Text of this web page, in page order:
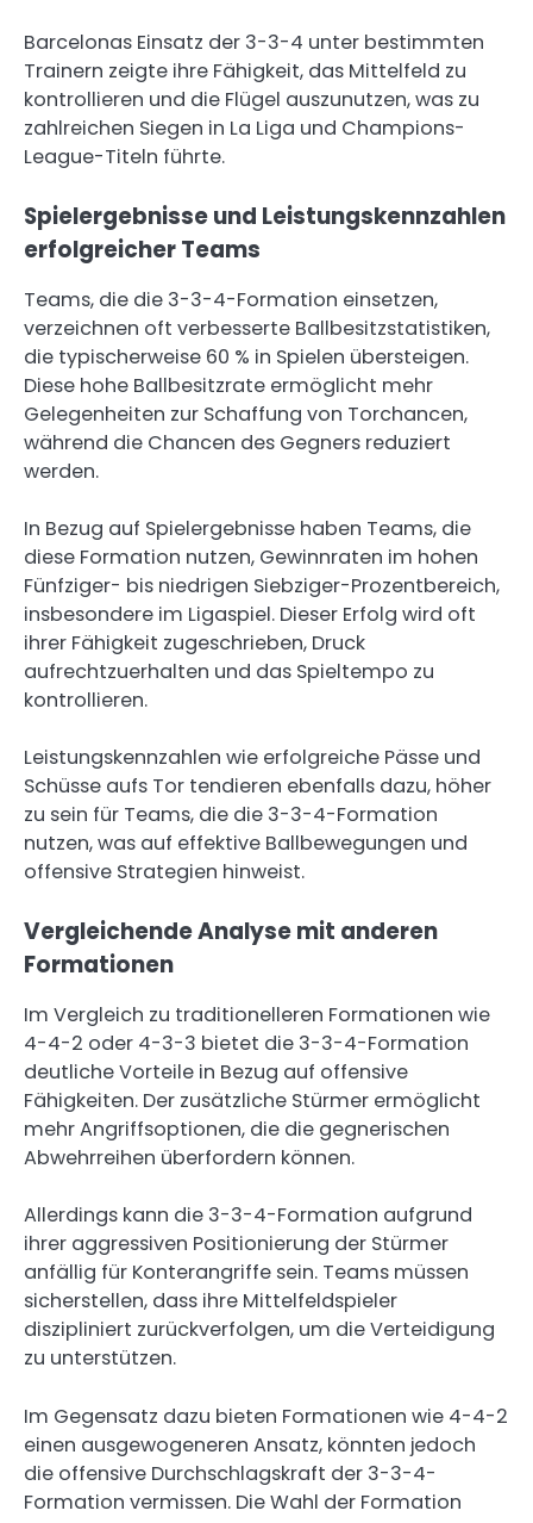
Barcelonas Einsatz der 3-3-4 unter bestimmten
Trainern zeigte ihre Fähigkeit, das Mittelfeld zu
kontrollieren und die Flügel auszunutzen, was zu
zahlreichen Siegen in La Liga und Champions-
League-Titeln führte.
Spielergebnisse und Leistungskennzahlen
erfolgreicher Teams
Teams, die die 3-3-4-Formation einsetzen,
verzeichnen oft verbesserte Ballbesitzstatistiken,
die typischerweise 60 % in Spielen übersteigen.
Diese hohe Ballbesitzrate ermöglicht mehr
Gelegenheiten zur Schaffung von Torchancen,
während die Chancen des Gegners reduziert
werden.
In Bezug auf Spielergebnisse haben Teams, die
diese Formation nutzen, Gewinnraten im hohen
Fünfziger- bis niedrigen Siebziger-Prozentbereich,
insbesondere im Ligaspiel. Dieser Erfolg wird oft
ihrer Fähigkeit zugeschrieben, Druck
aufrechtzuerhalten und das Spieltempo zu
kontrollieren.
Leistungskennzahlen wie erfolgreiche Pässe und
Schüsse aufs Tor tendieren ebenfalls dazu, höher
zu sein für Teams, die die 3-3-4-Formation
nutzen, was auf effektive Ballbewegungen und
offensive Strategien hinweist.
Vergleichende Analyse mit anderen
Formationen
Im Vergleich zu traditionelleren Formationen wie
4-4-2 oder 4-3-3 bietet die 3-3-4-Formation
deutliche Vorteile in Bezug auf offensive
Fähigkeiten. Der zusätzliche Stürmer ermöglicht
mehr Angriffsoptionen, die die gegnerischen
Abwehrreihen überfordern können.
Allerdings kann die 3-3-4-Formation aufgrund
ihrer aggressiven Positionierung der Stürmer
anfällig für Konterangriffe sein. Teams müssen
sicherstellen, dass ihre Mittelfeldspieler
diszipliniert zurückverfolgen, um die Verteidigung
zu unterstützen.
Im Gegensatz dazu bieten Formationen wie 4-4-2
einen ausgewogeneren Ansatz, könnten jedoch
die offensive Durchschlagskraft der 3-3-4-
Formation vermissen. Die Wahl der Formation